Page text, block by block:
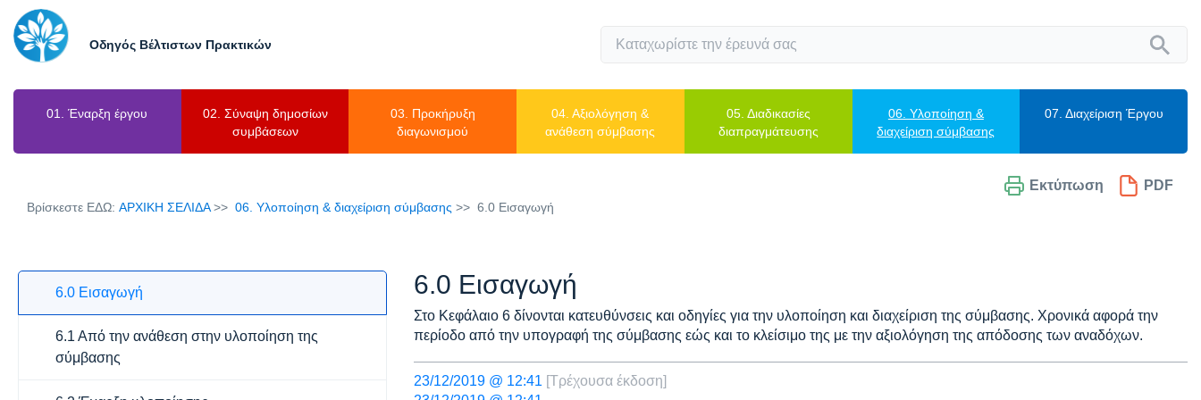
Οδηγός Βέλτιστων Πρακτικών
01. Έναρξη έργου
02. Σύναψη δημοσίων
συμβάσεων
03. Προκήρυξη
διαγωνισμού
04. Αξιολόγηση &
ανάθεση σύμβασης
05. Διαδικασίες
διαπραγμάτευσης
06. Υλοποίηση &
διαχείριση σύμβασης
07. Διαχείριση Έργου
Εκτύπωση PDF
Βρίσκεστε ΕΔΩ: ΑΡΧΙΚΗ ΣΕΛΙΔΑ 06. Υλοποίηση & διαχείριση σύμβασης 6.0 Εισαγωγή
6.0 Εισαγωγή
6.1 Από την ανάθεση στην υλοποίηση της
σύμβασης
6.0 Εισαγωγή
Στο Κεφάλαιο 6 δίνονται κατευθύνσεις και οδηγίες για την υλοποίηση και διαχείριση της σύμβασης. Χρονικά αφορά την
περίοδο από την υπογραφή της σύμβασης εώς και το κλείσιμο της με την αξιολόγηση της απόδοσης των αναδόχων.
23/12/2019 @ 12:41 [Τρέχουσα έκδοση]